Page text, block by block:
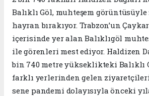
Balıklı Göl, muhteşem
hayran bırakıyor. Trabzon’un
içerisinde yer alan Balıklıgöl
ile görenleri mest ediyor. Haldizen
bin 740 metre yükseklikteki Balıklı
farklı yerlerinden gelen
sene pandemi dolayısıyla önceki